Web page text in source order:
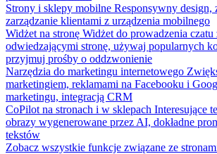
Strony i sklepy mobilne Responsywny design,
zarządzanie klientami z urządzenia mobilnego
Widżet na stronę Widżet do prowadzenia czatu
odwiedzającymi stronę, używaj popularnych
przyjmuj prośby o oddzwonienie
Narzędzia do marketingu internetowego
marketingiem, reklamami na Facebooku i
marketingu, integracją CRM
CoPilot na stronach i w sklepach Interesujące
obrazy wygenerowane przez AI, dokładne
tekstów
Zobacz wszystkie funkcje związane ze